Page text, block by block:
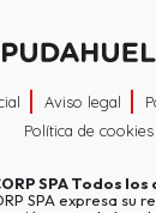
Aviso legal
Política de cookies
SPATodos los
SPA expresa su